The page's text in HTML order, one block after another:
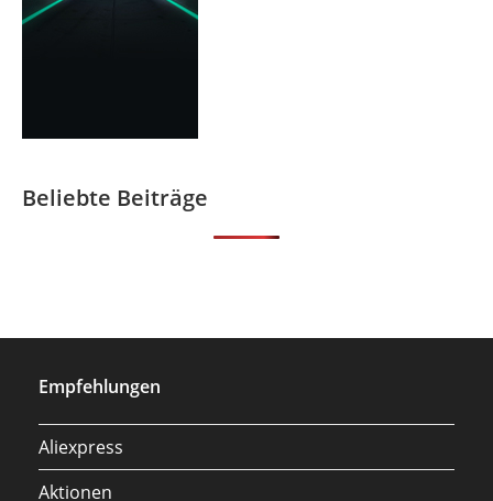
Beliebte Beiträge
Empfehlungen
Aliexpress
Aktionen